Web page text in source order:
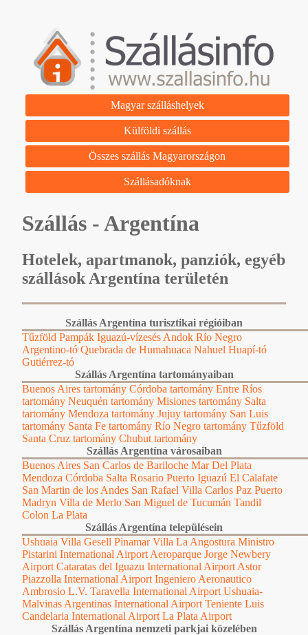
Magyar szálláshelyek
Külföldi szállás
Összes szállás Magyarországon
Szállásadóknak
Szállás - Argentína
Hotelek, apartmanok, panziók, egyéb
szállások Argentína területén
Szállás Argentína turisztikai régióiban
Tűzföld Pampák Iguazú-vízesés Andok Río Negro
Argentino-tó Quebrada de Humahuaca Nahuel Huapí-tó
Gutiérrez-tó
Szállás Argentína tartományaiban
Buenos Aires tartomány Córdoba tartomány Entre Ríos
tartomány Neuquén tartomány Misiones tartomány Salta
tartomány Mendoza tartomány Jujuy tartomány San Luis
tartomány Santa Fe tartomány Río Negro tartomány Tűzföld
Santa Cruz tartomány Chubut tartomány
Szállás Argentína városaiban
Buenos Aires San Carlos de Bariloche Mar Del Plata
Mendoza Córdoba Salta Rosario Puerto Iguazú El Calafate
San Martin de los Andes San Rafael Villa Carlos Paz Puerto
Madryn Villa de Merlo San Miguel de Tucumán Tandil
Colon La Plata
Szállás Argentína településein
Ushuaia Villa Gesell Pinamar Villa La Angostura Ministro
Pistarini International Airport Aeroparque Jorge Newbery
Airport Cataratas del Iguazu International Airport Astor
Piazzolla International Airport Ingeniero Aeronautico
Ambrosio L.V. Taravella International Airport Ushuaia-
Malvinas Argentinas International Airport Teniente Luis
Candelaria International Airport La Plata Airport
Szállás Argentína nemzeti parkjai közelében